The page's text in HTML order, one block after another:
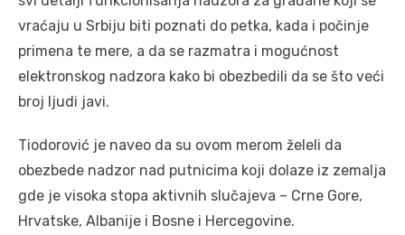
vraćaju u Srbiju biti poznati do petka, kada i počinje
primena te mere, a da se razmatra i mogućnost
elektronskog nadzora kako bi obezbedili da se što veći
broj ljudi javi.
Tiodorović je naveo da su ovom merom želeli da
obezbede nadzor nad putnicima koji dolaze iz zemalja
gde je visoka stopa aktivnih slučajeva – Crne Gore,
Hrvatske, Albanije i Bosne i Hercegovine.